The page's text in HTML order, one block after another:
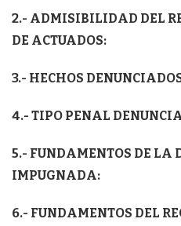
2.- ADMISIBILIDAD DEL
DE ACTUADOS:
3.- HECHOS
4.- TIPO PENAL
5.- FUNDAMENTOS DE LA
IMPUGNADA:
6.- FUNDAMENTOS DEL